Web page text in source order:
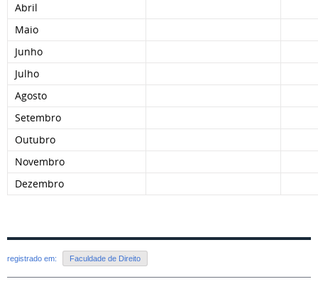
Abril
Maio
Junho
Julho
Agosto
Setembro
Outubro
Novembro
Dezembro
registrado em: Faculdade de Direito